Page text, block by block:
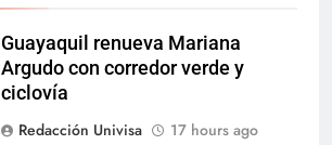
Guayaquil renueva Mariana
Argudo con corredor verde y
ciclovía
Redacción Univisa
17 hours ago